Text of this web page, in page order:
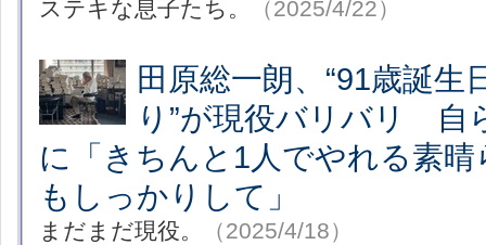
ステキな息子たち。 （2025/4/22）
田原総一朗、“91歳誕生
り”が現役バリバリ 自
に「きちんと1人でやれる素
もしっかりして」
まだまだ現役。 （2025/4/18）